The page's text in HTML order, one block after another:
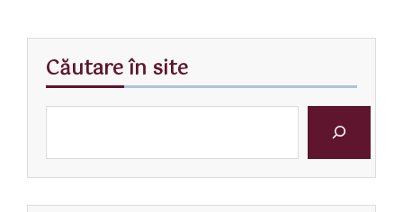
Căutare în site